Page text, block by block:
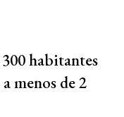
habitantes
menos de 2